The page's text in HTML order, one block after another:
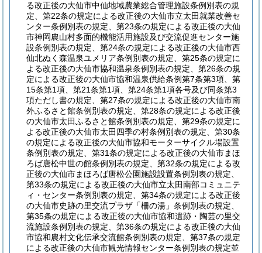
る改正後の大仙市中仙地域農業総合管理施設条例別表の規
定、第22条の規定による改正後の大仙市立太田就業改善セ
ンター条例別表の規定、第23条の規定による改正後の大仙
市神岡農山村多面的機能活用施設及び交流促進センター施
設条例別表の規定、第24条の規定による改正後の大仙市西
仙北ぬく森温泉ユメリア条例別表の規定、第25条の規定に
よる改正後の大仙市協和温泉条例別表の規定、第26条の規
定による改正後の大仙市協和温泉供給条例第7条第3項、第
15条第1項、第21条第1項、第24条第1項各号及び同条第3
項ただし書の規定、第27条の規定による改正後の大仙市南
外ふるさと館条例別表の規定、第28条の規定による改正後
の大仙市太田ふるさと館条例別表の規定、第29条の規定に
よる改正後の大仙市太田四季の村条例別表の規定、第30条
の規定による改正後の大仙市協和モーターサイクル場設置
条例別表の規定、第31条の規定による改正後の大仙市まほ
ろば唐松中世の館条例別表の規定、第32条の規定による改
正後の大仙市まほろば唐松公園施設設置条例別表の規定、
第33条の規定による改正後の大仙市立太田南部コミュニテ
ィ・センター条例別表の規定、第34条の規定による改正後
の大仙市史跡の里交流プラザ「柵の湯」条例別表の規定、
第35条の規定による改正後の大仙市協和遺跡・陶芸の里交
流施設条例別表の規定、第36条の規定による改正後の大仙
市協和農村文化伝承交流館条例別表の規定、第37条の規定
による改正後の大仙市観光情報センター条例別表の規定並